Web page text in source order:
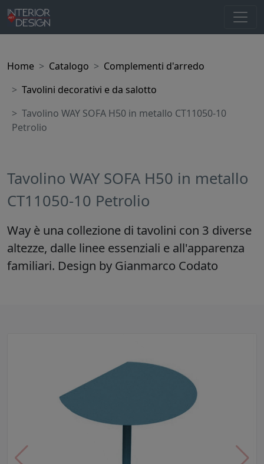
Home Catalogo
Complementi d'arredo
Tavolini decorativi e da salotto
Tavolino WAY SOFA H50 in metallo CT11050-10
Petrolio
Tavolino WAY SOFA H50 in metallo
CT11050-10 Petrolio
Way è una collezione di tavolini con 3 diverse
altezze, dalle linee essenziali e all'apparenza
familiari. Design by Gianmarco Codato